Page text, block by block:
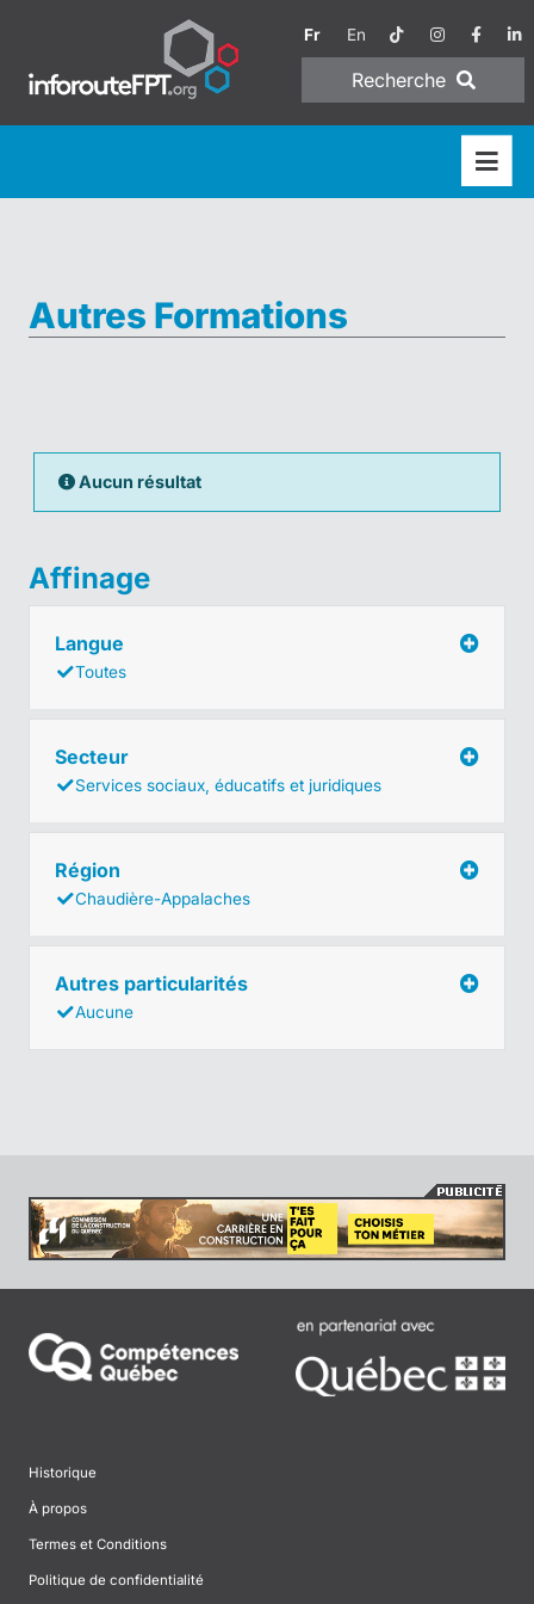
Fr En
Recherche
Autres Formations
Aucun résultat
Affinage
Langue
Toutes
Secteur
Services sociaux, éducatifs et juridiques
Région
Chaudière-Appalaches
Autres particularités
Aucune
Historique
À propos
Termes et Conditions
Politique de confidentialité